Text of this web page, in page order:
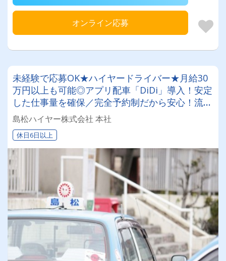
オンライン応募
未経験で応募OK★ハイヤードライバー★月給30
万円以上も可能◎アプリ配車「DiDi」導入！安定
した仕事量を確保／完全予約制だから安心！流し
での営業一切ナシ！空港送迎・法人の定期輸送・
ジャンボタクシーでの輸送対応！
島松ハイヤー株式会社 本社
休日6日以上